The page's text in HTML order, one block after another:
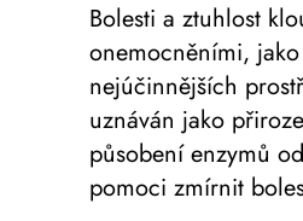
Bolesti a ztuhlost
onemocněními,
nejúčinnějších
uznáván jako
působení enzymů
pomoci zmírnit